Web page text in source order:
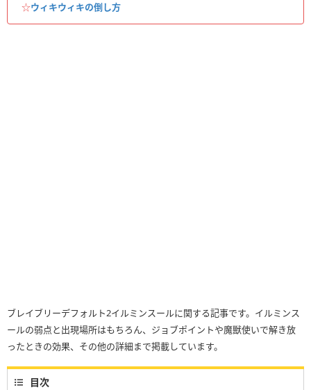
☆ウィキウィキの倒し方
ブレイブリーデフォルト2イルミンスールに関する記事です。イルミンス
ールの弱点と出現場所はもちろん、ジョブポイントや魔獣使いで解き放
ったときの効果、その他の詳細まで掲載しています。
目次